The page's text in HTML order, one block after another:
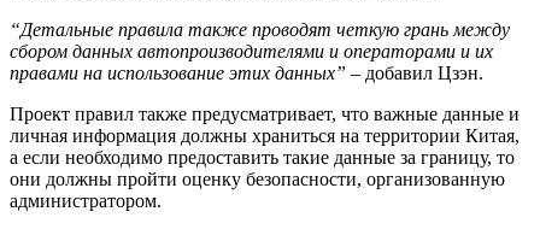
“Детальные правила также проводят четкую грань между
сбором данных автопроизводителями и операторами и их
правами на использование этих данных” – добавил Цзэн.
Проект правил также предусматривает, что важные данные и
личная информация должны храниться на территории Китая,
а если необходимо предоставить такие данные за границу, то
они должны пройти оценку безопасности, организованную
администратором.